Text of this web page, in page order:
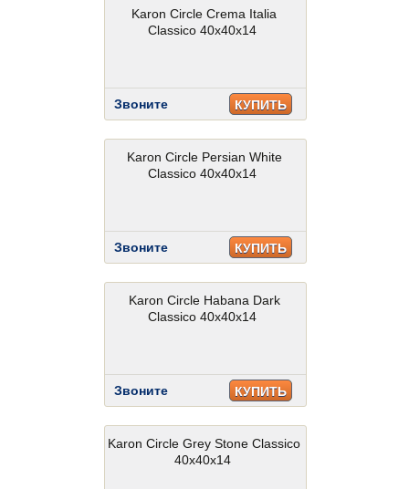
Karon Circle Crema Italia
Classico 40x40x14
Звоните КУПИТЬ
Karon Circle Persian White
Classico 40x40x14
Звоните КУПИТЬ
Karon Circle Habana Dark
Classico 40x40x14
Звоните КУПИТЬ
Karon Circle Grey Stone Classico
40x40x14